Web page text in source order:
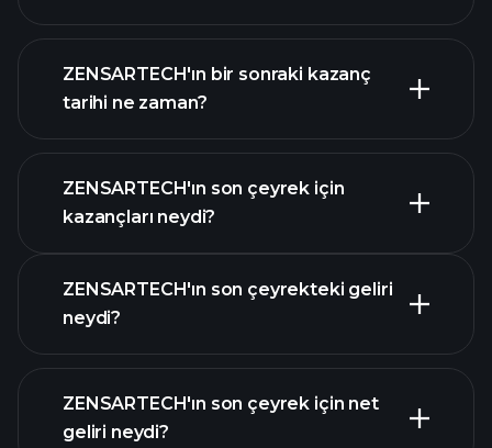
ZENSARTECH finansal verilerini
ZENSARTECH'ın bir sonraki kazanç
tarihi ne zaman?
ZENSARTECH'ın son çeyrek için
kazançları neydi?
ZENSARTECH'ın son çeyrekteki geliri
neydi?
ZENSARTECH'ın son çeyrek için net
geliri neydi?